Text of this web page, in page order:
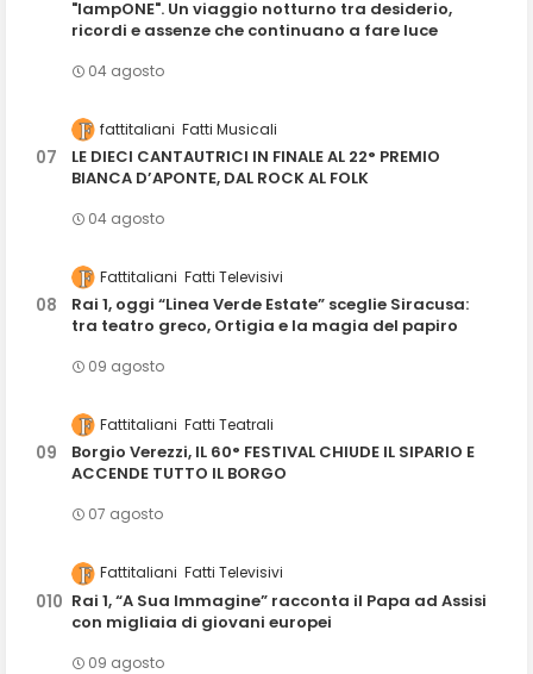
"lampONE". Un viaggio notturno tra desiderio,
ricordi e assenze che continuano a fare luce
04 agosto
fattitaliani Fatti Musicali
LE DIECI CANTAUTRICI IN FINALE AL 22° PREMIO
BIANCA D’APONTE, DAL ROCK AL FOLK
04 agosto
Fattitaliani Fatti Televisivi
Rai 1, oggi “Linea Verde Estate” sceglie Siracusa:
tra teatro greco, Ortigia e la magia del papiro
09 agosto
Fattitaliani Fatti Teatrali
Borgio Verezzi, IL 60° FESTIVAL CHIUDE IL SIPARIO E
ACCENDE TUTTO IL BORGO
07 agosto
Fattitaliani Fatti Televisivi
Rai 1, “A Sua Immagine” racconta il Papa ad Assisi
con migliaia di giovani europei
09 agosto